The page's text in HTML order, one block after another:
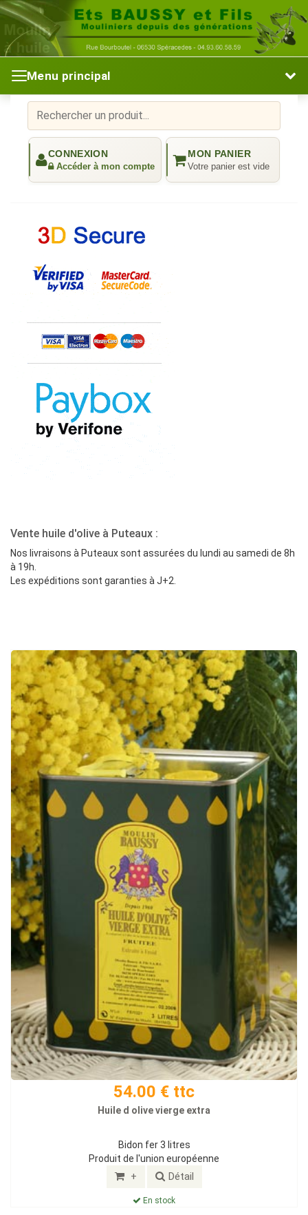
Menu principal
Vente huile d'olive à Puteaux :
Nos livraisons à Puteaux sont assurées du lundi au samedi de 8h
à 19h.
Les expéditions sont garanties à J+2.
54.00 € ttc
Huile d olive vierge extra
Bidon fer 3 litres
Produit de l'union européenne
+ Détail
En stock